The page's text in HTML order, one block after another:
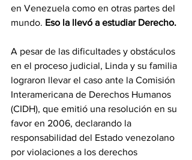
en Venezuela como en otras partes del
mundo. Eso la llevó a estudiar Derecho.
A pesar de las dificultades y obstáculos
en el proceso judicial, Linda y su familia
lograron llevar el caso ante la Comisión
Interamericana de Derechos Humanos
(CIDH), que emitió una resolución en su
favor en 2006, declarando la
responsabilidad del Estado venezolano
por violaciones a los derechos